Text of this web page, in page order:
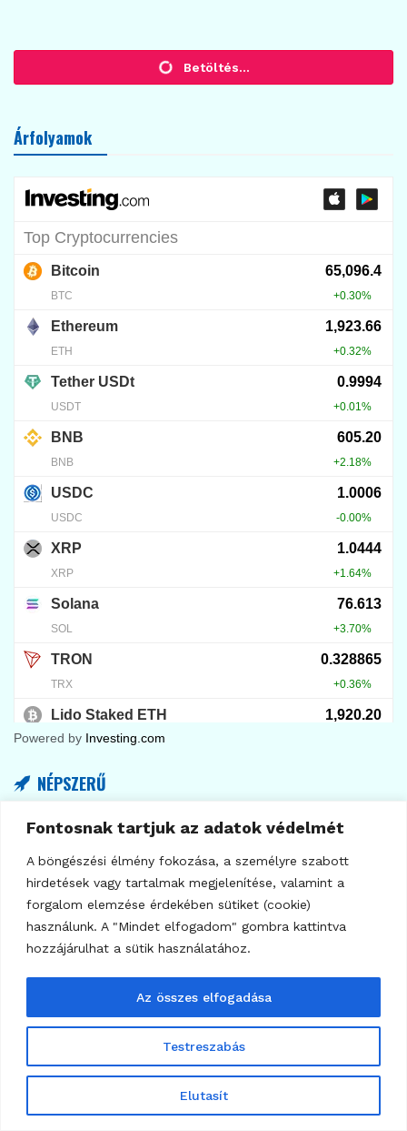
Fontosnak tartjuk az adatok védelmét
A böngészési élmény fokozása, a személyre szabott
hirdetések vagy tartalmak megjelenítése, valamint a
forgalom elemzése érdekében sütiket (cookie)
használunk. A "Mindet elfogadom" gombra kattintva
hozzájárulhat a sütik használatához.
Testreszabás
Elutasít
Az összes elfogadása
ELEMZÉSEK
Árfolyam elemzés, kriptovaluta,
előrejelzés: UNUS SED LEO
(LEO) technikai elemzés és
Arbitrum (ARB) kriptovaluta árfolyam elemzés,
technikai előrejelzés. Vegyünk, tartsunk vagy
ELEMZÉSEK